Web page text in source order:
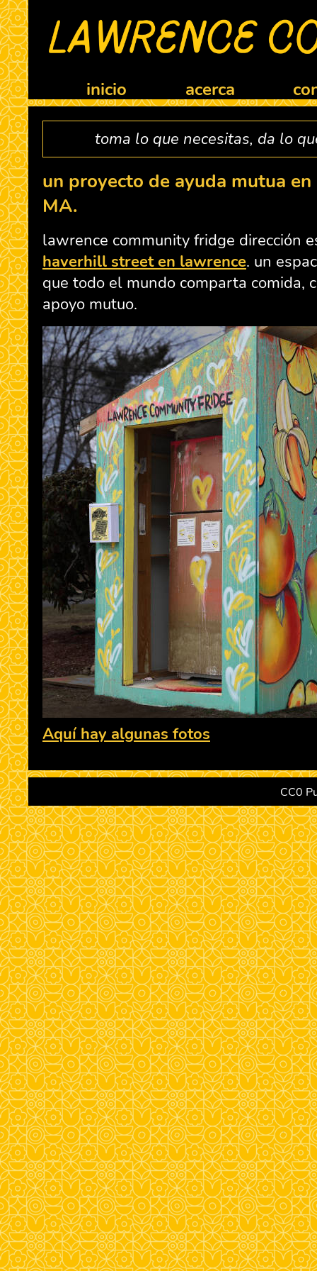
inicio acerca
toma lo que necesitas, da lo
un proyecto de ayuda mutua
MA.
lawrence community fridge dirección
haverhill street en lawrence. un
que todo el mundo comparta comida,
apoyo mutuo.
Aquí hay algunas fotos
CC0